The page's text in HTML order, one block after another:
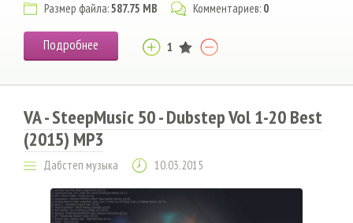
Размер файла:587.75 MB Комментариев: 0
Подробнее 1
VA - SteepMusic 50 - Dubstep Vol 1-20 Best
(2015) MP3
Дабстеп музыка 10.03.2015